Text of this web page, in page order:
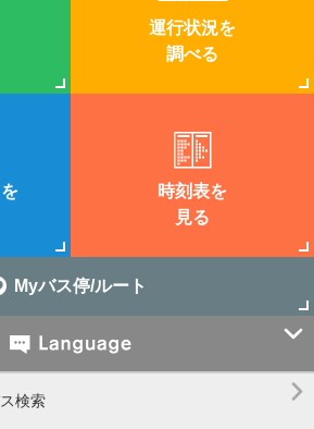
運行状況を
調べる
時刻表を
見る
Myバス停/ルート

検索 